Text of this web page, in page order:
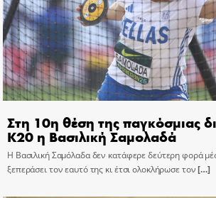
Στη 10η θέση της παγκόσμιας
Κ20 η Βασιλική Σαμολαδά
Η Βασιλική Σαμόλαδα δεν κατάφερε δεύτερη φορά
ξεπεράσει τον εαυτό της κι έτσι ολοκλήρωσε τον[…]